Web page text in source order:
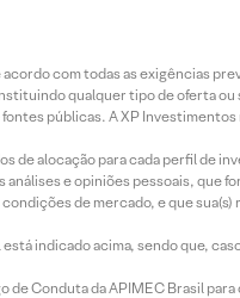
com todas as exigências
qualquer tipo de oferta
públicas. A XP
de alocação para cada perfil de
e opiniões pessoais, que
de mercado, e que
indicado acima, sendo que,
Conduta da APIMEC Brasil